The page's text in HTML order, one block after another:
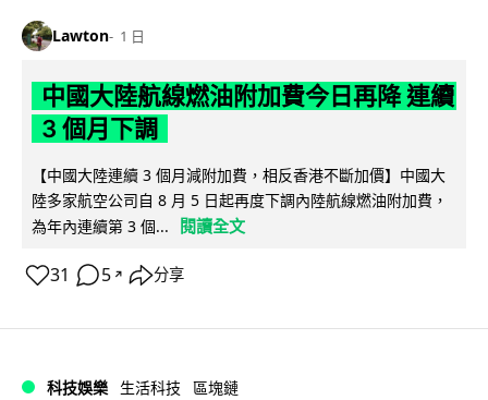
Lawton 1 日
中國大陸航線燃油附加費今日再降 連續
3 個月下調
【中國大陸連續 3 個月減附加費，相反香港不斷加價】中國大
陸多家航空公司自 8 月 5 日起再度下調內陸航線燃油附加費，
為年內連續第 3 個...
閱讀全文
31 5 ↗ 分享
科技娛樂 生活科技 區塊鏈